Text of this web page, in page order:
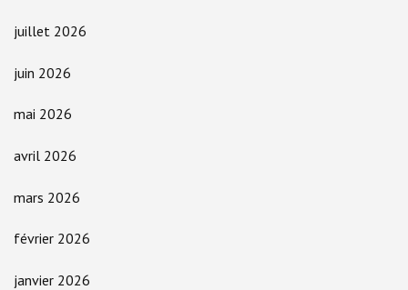
juillet 2026
juin 2026
mai 2026
avril 2026
mars 2026
février 2026
janvier 2026